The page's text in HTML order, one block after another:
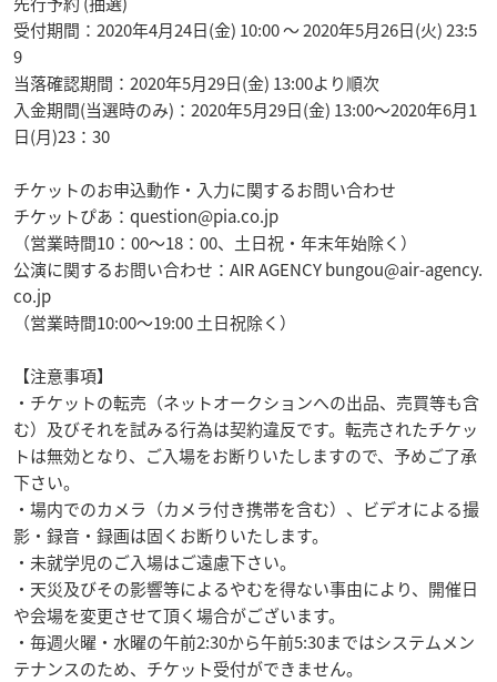
受付期間：2020年4月24日(金) 10:00 ～ 2020年5月26日(火) 23:5
9
当落確認期間：2020年5月29日(金) 13:00より順次
入金期間(当選時のみ)：2020年5月29日(金) 13:00～2020年6月1
日(月)23：30
チケットのお申込動作・入力に関するお問い合わせ
チケットぴあ： question@pia.co.jp
（営業時間10：00～18：00、土日祝・年末年始除く）
公演に関するお問い合わせ：AIR AGENCYbungou@air-agency.
co.jp
（営業時間10:00～19:00 土日祝除く）
【注意事項】
・チケットの転売（ネットオークションへの出品、売買等も含
む）及びそれを試みる行為は契約違反です。転売されたチケッ
トは無効となり、ご入場をお断りいたしますので、予めご了承
下さい。
・場内でのカメラ（カメラ付き携帯を含む）、ビデオによる撮
影・録音・録画は固くお断りいたします。
・未就学児のご入場はご遠慮下さい。
・天災及びその影響等によるやむを得ない事由により、開催日
や会場を変更させて頂く場合がございます。
・毎週火曜・水曜の午前2:30から午前5:30まではシステムメン
テナンスのため、チケット受付ができません。